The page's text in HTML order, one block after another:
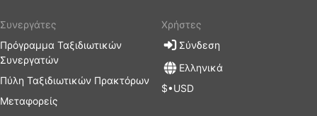
Συνεργάτες
Πρόγραμμα Ταξιδιωτικών
Συνεργατών
Πύλη Ταξιδιωτικών Πρακτόρων
Μεταφορείς
Χρήστες
Σύνδεση
Ελληνικά
$•USD